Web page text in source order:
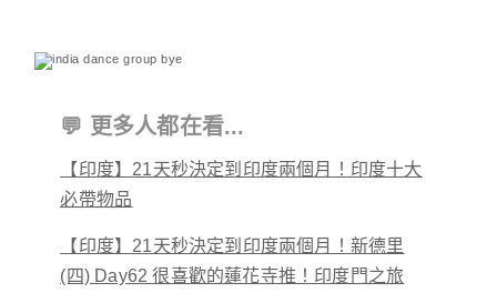
💬 更多人都在看...
【印度】21天秒決定到印度兩個月！印度十大
必帶物品
【印度】21天秒決定到印度兩個月！新德里
(四) Day62 很喜歡的蓮花寺推！印度門之旅